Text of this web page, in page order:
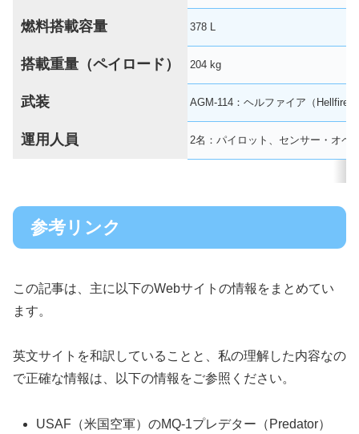
燃料搭載容量 378 L
搭載重量（ペイロード） 204 kg
武装 AGM-114：ヘルファイア（Hellfire
運用人員 2名：パイロット、センサー・オペ
参考リンク
この記事は、主に以下のWebサイトの情報をまとめてい
ます。
英文サイトを和訳していることと、私の理解した内容なの
で正確な情報は、以下の情報をご参照ください。
USAF（米国空軍）のMQ-1プレデター（Predator）